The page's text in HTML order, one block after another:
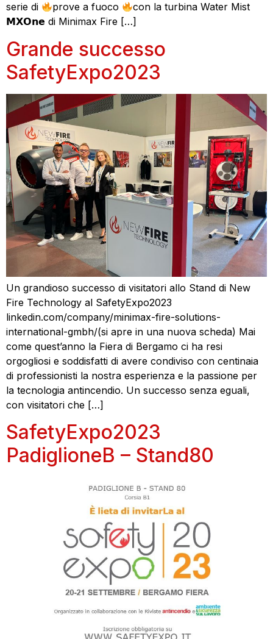
serie di
prove a fuoco
con la turbina Water Mist
𝗠𝗫𝗢𝗻𝗲 di Minimax Fire […]
Grande successo
SafetyExpo2023
Un grandioso successo di visitatori allo Stand di New
Fire Technology al SafetyExpo2023
linkedin.com/company/minimax-fire-solutions-
international-gmbh/(si apre in una nuova scheda) Mai
come quest’anno la Fiera di Bergamo ci ha resi
orgogliosi e soddisfatti di avere condiviso con centinaia
di professionisti la nostra esperienza e la passione per
la tecnologia antincendio. Un successo senza eguali,
con visitatori che […]
SafetyExpo2023
PadiglioneB – Stand80